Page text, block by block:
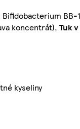
Bifidobacterium BB-
koncentrát), Tuk
kyseliny